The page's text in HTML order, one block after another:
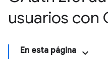
usuarios con
En esta página